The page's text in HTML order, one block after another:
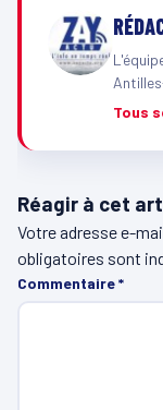
Tous
Réagir à cet
Votre adresse e-
obligatoires sont
Commentaire*